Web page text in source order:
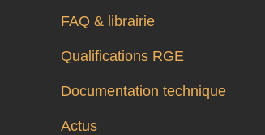
FAQ & librairie
Qualifications RGE
Documentation technique
Actus